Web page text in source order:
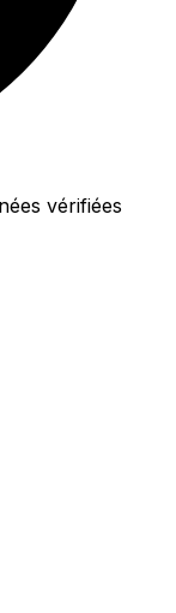
vérifiées